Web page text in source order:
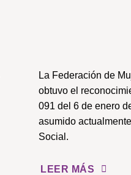
La Federación de
obtuvo el
091 del 6 de enero
asumido
Social.
LEER MÁS